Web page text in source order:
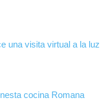
una visita virtual a la luz
cocina Romana